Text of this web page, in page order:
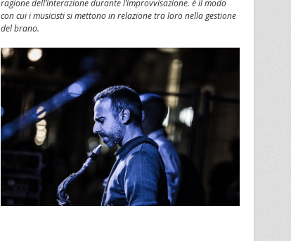
ragione dell’interazione durante l’improvvisazione. è il modo
con cui i musicisti si mettono in relazione tra loro nella gestione
del brano.